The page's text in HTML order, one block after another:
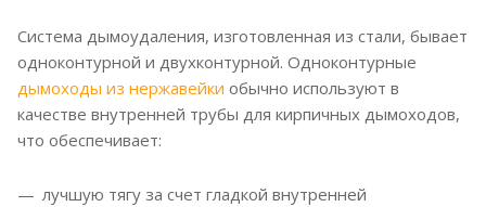
Система дымоудаления, изготовленная из стали, бывает
одноконтурной и двухконтурной. Одноконтурные
дымоходы из нержавейки обычно используют в
качестве внутренней трубы для кирпичных дымоходов,
что обеспечивает:
лучшую тягу за счет гладкой внутренней